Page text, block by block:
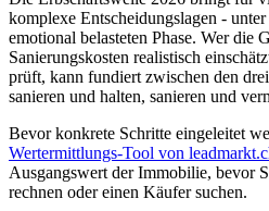
komplexe Entscheidungslagen -
emotional belasteten Phase. Wer die
Sanierungskosten realistisch
prüft, kann fundiert zwischen den
sanieren und halten, sanieren und
Bevor konkrete Schritte eingeleitet
Wertermittlungs-Tool von
Ausgangswert der Immobilie, bevor
rechnen oder einen Käufer suchen.